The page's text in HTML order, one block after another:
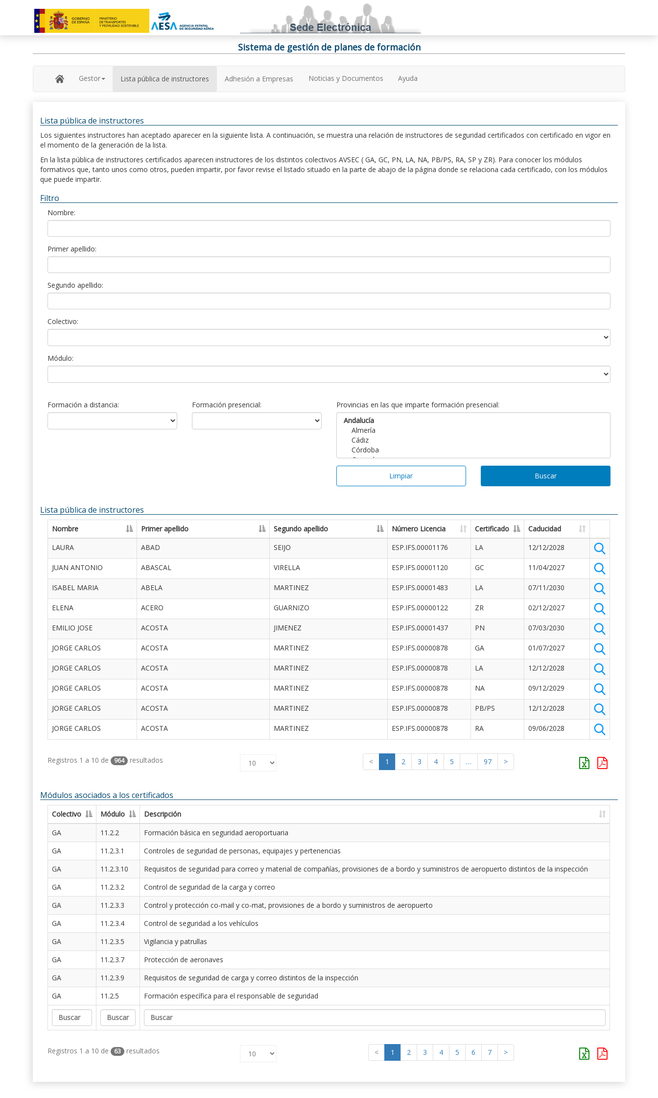
Sistema de gestión de planes de formación
Gestor Lista pública de instructores Adhesión a Empresas Noticias y Documentos Ayuda
Lista pública de instructores
Los siguientes instructores han aceptado aparecer en la siguiente lista. A continuación, se muestra una relación de instructores de seguridad certificados con certificado en vigor en
el momento de la generación de la lista.
En la lista pública de instructores certificados aparecen instructores de los distintos colectivos AVSEC ( GA, GC, PN, LA, NA, PB/PS, RA, SP y ZR). Para conocer los módulos
formativos que, tanto unos como otros, pueden impartir, por favor revise el listado situado en la parte de abajo de la página donde se relaciona cada certificado, con los módulos
que puede impartir.
Filtro
Nombre:
Primer apellido:
Segundo apellido:
Colectivo:
Módulo:
Formación a distancia: Formación presencial: Provincias en las que imparte formación presencial:
Limpiar Buscar
Lista pública de instructores
Nombre Primer apellido Segundo apellido Número Licencia Certificado
Caducidad
LAURA
ABAD SEIJO ESP.IFS.00001176 LA 12/12/2028
JUAN ANTONIO ABASCAL VIRELLA ESP.IFS.00001120 GC 11/04/2027
ISABEL MARIA ABELA MARTINEZ ESP.IFS.00001483 LA 07/11/2030
ELENA ACERO GUARNIZO ESP.IFS.00000122 ZR 02/12/2027
EMILIO JOSE ACOSTA JIMENEZ ESP.IFS.00001437 PN 07/03/2030
JORGE CARLOS ACOSTA MARTINEZ ESP.IFS.00000878 GA 01/07/2027
JORGE CARLOS ACOSTA MARTINEZ ESP.IFS.00000878 LA 12/12/2028
JORGE CARLOS ACOSTA MARTINEZ ESP.IFS.00000878 NA 09/12/2029
JORGE CARLOS ACOSTA MARTINEZ ESP.IFS.00000878 PB/PS 12/12/2028
JORGE CARLOS ACOSTA MARTINEZ ESP.IFS.00000878 RA 09/06/2028
Registros 1 a 10 de 964 resultados < 1 2 3 4 5 … 97 >
Módulos asociados a los certificados
Colectivo Módulo
Descripción
GA
11.2.2
Formación básica en seguridad aeroportuaria
GA
11.2.3.1
Controles de seguridad de personas, equipajes y pertenencias
GA
11.2.3.10
Requisitos de seguridad para correo y material de compañías, provisiones de a bordo y suministros de aeropuerto distintos de la inspección
GA
11.2.3.2
Control de seguridad de la carga y correo
GA
11.2.3.3
Control y protección co-mail y co-mat, provisiones de a bordo y suministros de aeropuerto
GA
11.2.3.4
Control de seguridad a los vehículos
GA
11.2.3.5
Vigilancia y patrullas
GA
11.2.3.7
Protección de aeronaves
GA
11.2.3.9
Requisitos de seguridad de carga y correo distintos de la inspección
GA
11.2.5 Formación específica para el responsable de seguridad
Registros 1 a 10 de 63 resultados < 1 2 3 4 5 6 7 >